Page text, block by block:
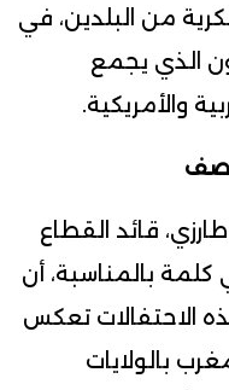
من البلدين، في
الذي يجمع
والأمريكية.
قائد القطاع
كلمة بالمناسبة، أن
الاحتفالات تعكس
بالولايات